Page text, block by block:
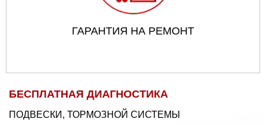
ГАРАНТИЯ НА РЕМОНТ
БЕСПЛАТНАЯ ДИАГНОСТИКА
ПОДВЕСКИ, ТОРМОЗНОЙ СИСТЕМЫ